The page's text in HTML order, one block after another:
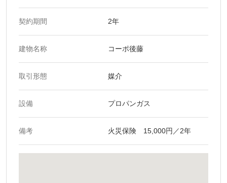
契約期間 2年
建物名称 コーポ後藤
取引形態 媒介
設備 プロパンガス
備考 火災保険 15,000円／2年